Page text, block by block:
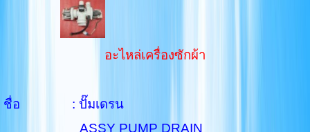
อะไหล่เครื่องซักผ้า
ชื่อ : ปั๊มเดรน
ASSY PUMP DRAIN